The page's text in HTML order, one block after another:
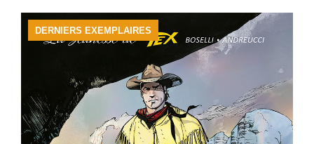
DERNIERS EXEMPLAIRES